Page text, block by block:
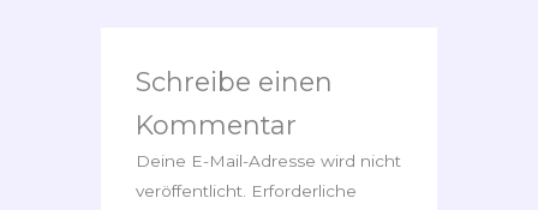
Schreibe einen
Kommentar
Deine E-Mail-Adresse wird nicht
veröffentlicht.
Erforderliche